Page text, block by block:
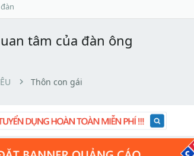
tâm của đàn ông
Thôn con gái